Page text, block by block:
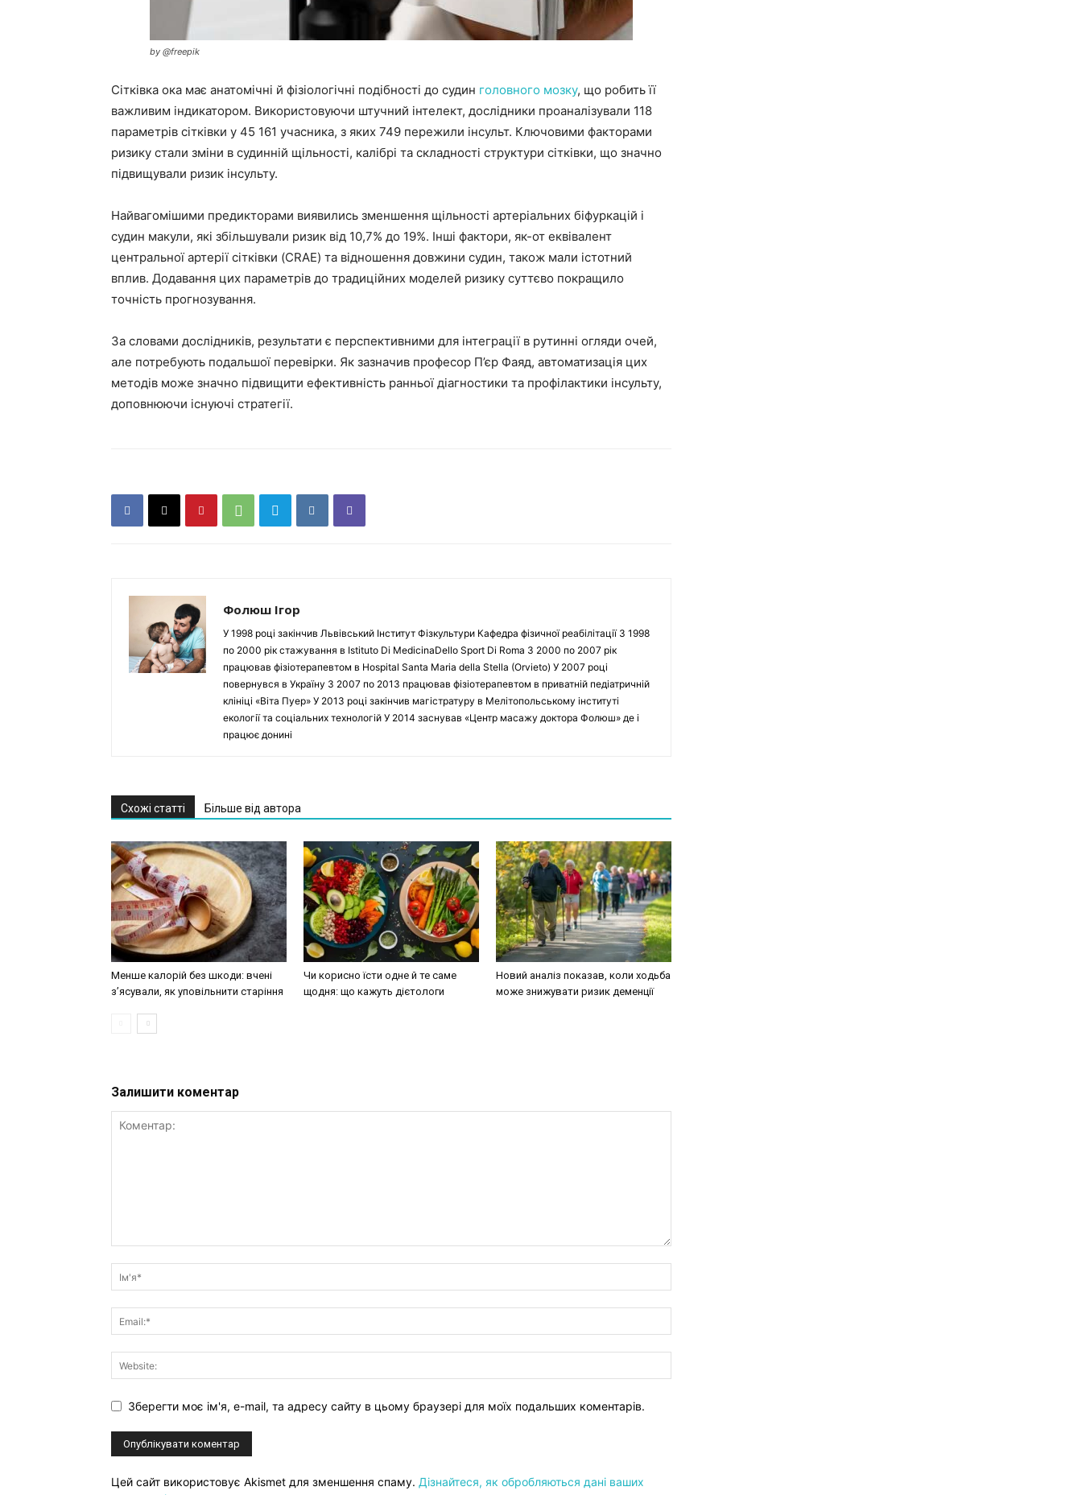
by @freepik
Сітківка ока має анатомічні й фізіологічні подібності до судин головного мозку, що робить її
важливим індикатором. Використовуючи штучний інтелект, дослідники проаналізували 118
параметрів сітківки у 45 161 учасника, з яких 749 пережили інсульт. Ключовими факторами
ризику стали зміни в судинній щільності, калібрі та складності структури сітківки, що значно
підвищували ризик інсульту.
Найвагомішими предикторами виявились зменшення щільності артеріальних біфуркацій і
судин макули, які збільшували ризик від 10,7% до 19%. Інші фактори, як-от еквівалент
центральної артерії сітківки (CRAE) та відношення довжини судин, також мали істотний
вплив. Додавання цих параметрів до традиційних моделей ризику суттєво покращило
точність прогнозування.
За словами дослідників, результати є перспективними для інтеграції в рутинні огляди очей,
але потребують подальшої перевірки. Як зазначив професор П’єр Фаяд, автоматизація цих
методів може значно підвищити ефективність ранньої діагностики та профілактики інсульту,
доповнюючи існуючі стратегії.
Фолюш Ігор
У 1998 році закінчив Львівський Інститут Фізкультури Кафедра фізичної реабілітації З 1998
по 2000 рік стажування в Istituto Di MedicinaDello Sport Di Roma З 2000 по 2007 рік
працював фізіотерапевтом в Hospital Santa Maria della Stella (Orvieto) У 2007 році
повернувся в Україну З 2007 по 2013 працював фізіотерапевтом в приватній педіатричній
клініці «Віта Пуер» У 2013 році закінчив магістратуру в Мелітопольському інституті
екології та соціальних технологій У 2014 заснував «Центр масажу доктора Фолюш» де і
працює донині
Схожі статті Більше від автора
Менше калорій без шкоди: вчені
з’ясували, як уповільнити старіння
Чи корисно їсти одне й те саме
щодня: що кажуть дієтологи
Новий аналіз показав, коли ходьба
може знижувати ризик деменції
Залишити коментар
Зберегти моє ім'я, e-mail, та адресу сайту в цьому браузері для моїх подальших коментарів.
Цей сайт використовує Akismet для зменшення спаму. Дізнайтеся, як обробляються дані ваших